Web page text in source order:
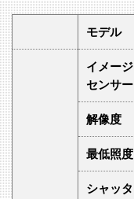
モデル
イメージ
センサー
解像度
最低照度
シャッタ